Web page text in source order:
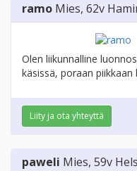
ramo Mies, 62v
Olen liikunnalline
käsissä, poraan piikkaan
Liity ja ota yhteyttä
paweli Mies, 59v